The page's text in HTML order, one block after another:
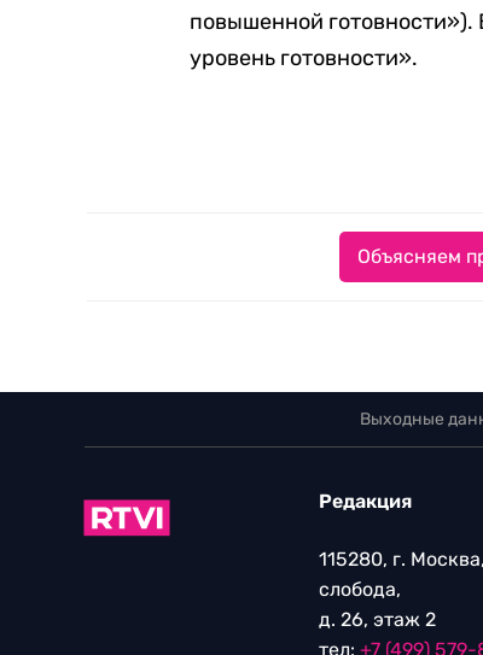
повышенной готовности»).
уровень готовности».
Объясняем
Выходные
Редакция
115280, г.
слобода,
д. 26, этаж 2
тел: +7 (499)